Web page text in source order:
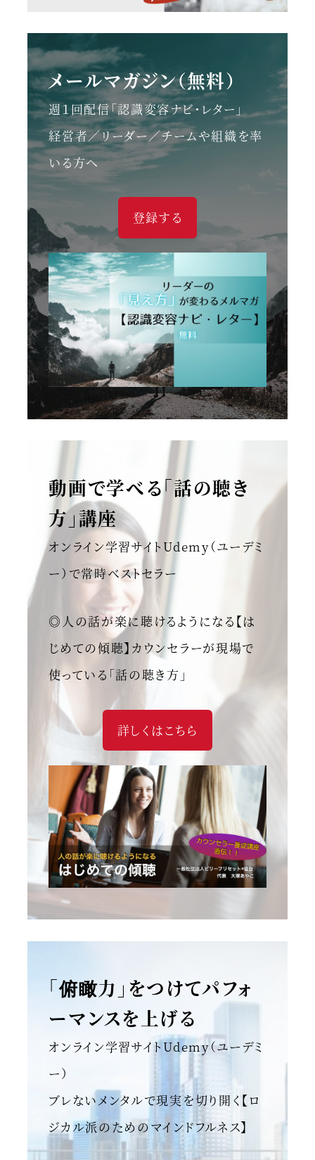
メールマガジン（無料）
週１回配信「認識変容ナビ・レター」
経営者／リーダー／チームや組織を率
いる方へ
登録する
動画で学べる「話の聴き
方」講座
オンライン学習サイトUdemy（ユーデミ
ー）で常時ベストセラー
◎人の話が楽に聴けるようになる【は
じめての傾聴】カウンセラーが現場で
使っている「話の聴き方」
詳しくはこちら
「俯瞰力」をつけてパフォ
ーマンスを上げる
オンライン学習サイトUdemy（ユーデミ
ー）
ブレないメンタルで現実を切り開く【ロ
ジカル派のためのマインドフルネス】